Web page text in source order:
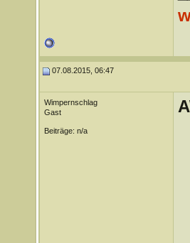
07.08.2015, 06:47
Wimpernschlag
Gast
Beiträge: n/a